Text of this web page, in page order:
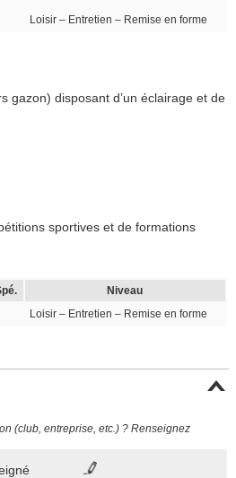
Loisir – Entretien – Remise en forme
gazon) disposant d’un éclairage et de
sportives et de formations
Niveau
Loisir – Entretien – Remise en forme
(club, entreprise, etc.) ? Renseignez